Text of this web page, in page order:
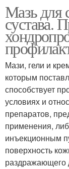
Мазь для
сустава.
Мази, гели и
которым
способствует
условиях и
препаратов,
применения,
инъекционным
поверхность
раздражающего